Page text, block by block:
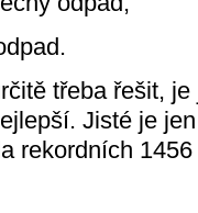
třeba řešit,
Jisté je
rekordních